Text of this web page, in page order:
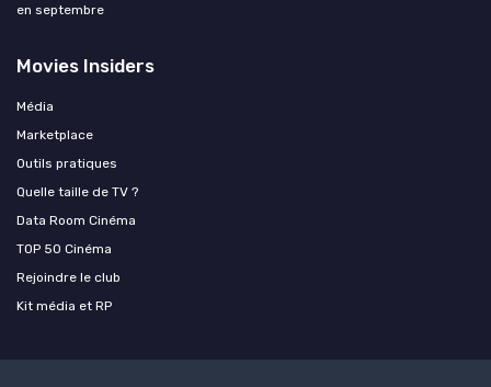
en septembre
Movies Insiders
Média
Marketplace
Outils pratiques
Quelle taille de TV ?
Data Room Cinéma
TOP 50 Cinéma
Rejoindre le club
Kit média et RP